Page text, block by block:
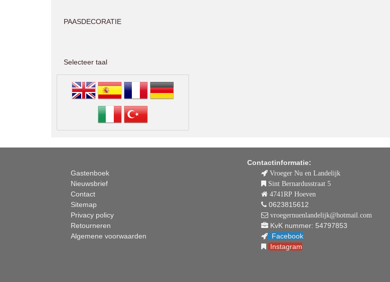
PAASDECORATIE
Selecteer taal
Gastenboek
Nieuwsbrief
Contact
Sitemap
Privacy policy
Retourneren
Algemene voorwaarden
Contactinformatie:
Vroeger Nu en Landelijk
Sint Bernardusstraat 5
4741RP Hoeven
0623815612
vroegernuenlandelijk@hotmail.com
KvK nummer: 54797853
Facebook
Instagram